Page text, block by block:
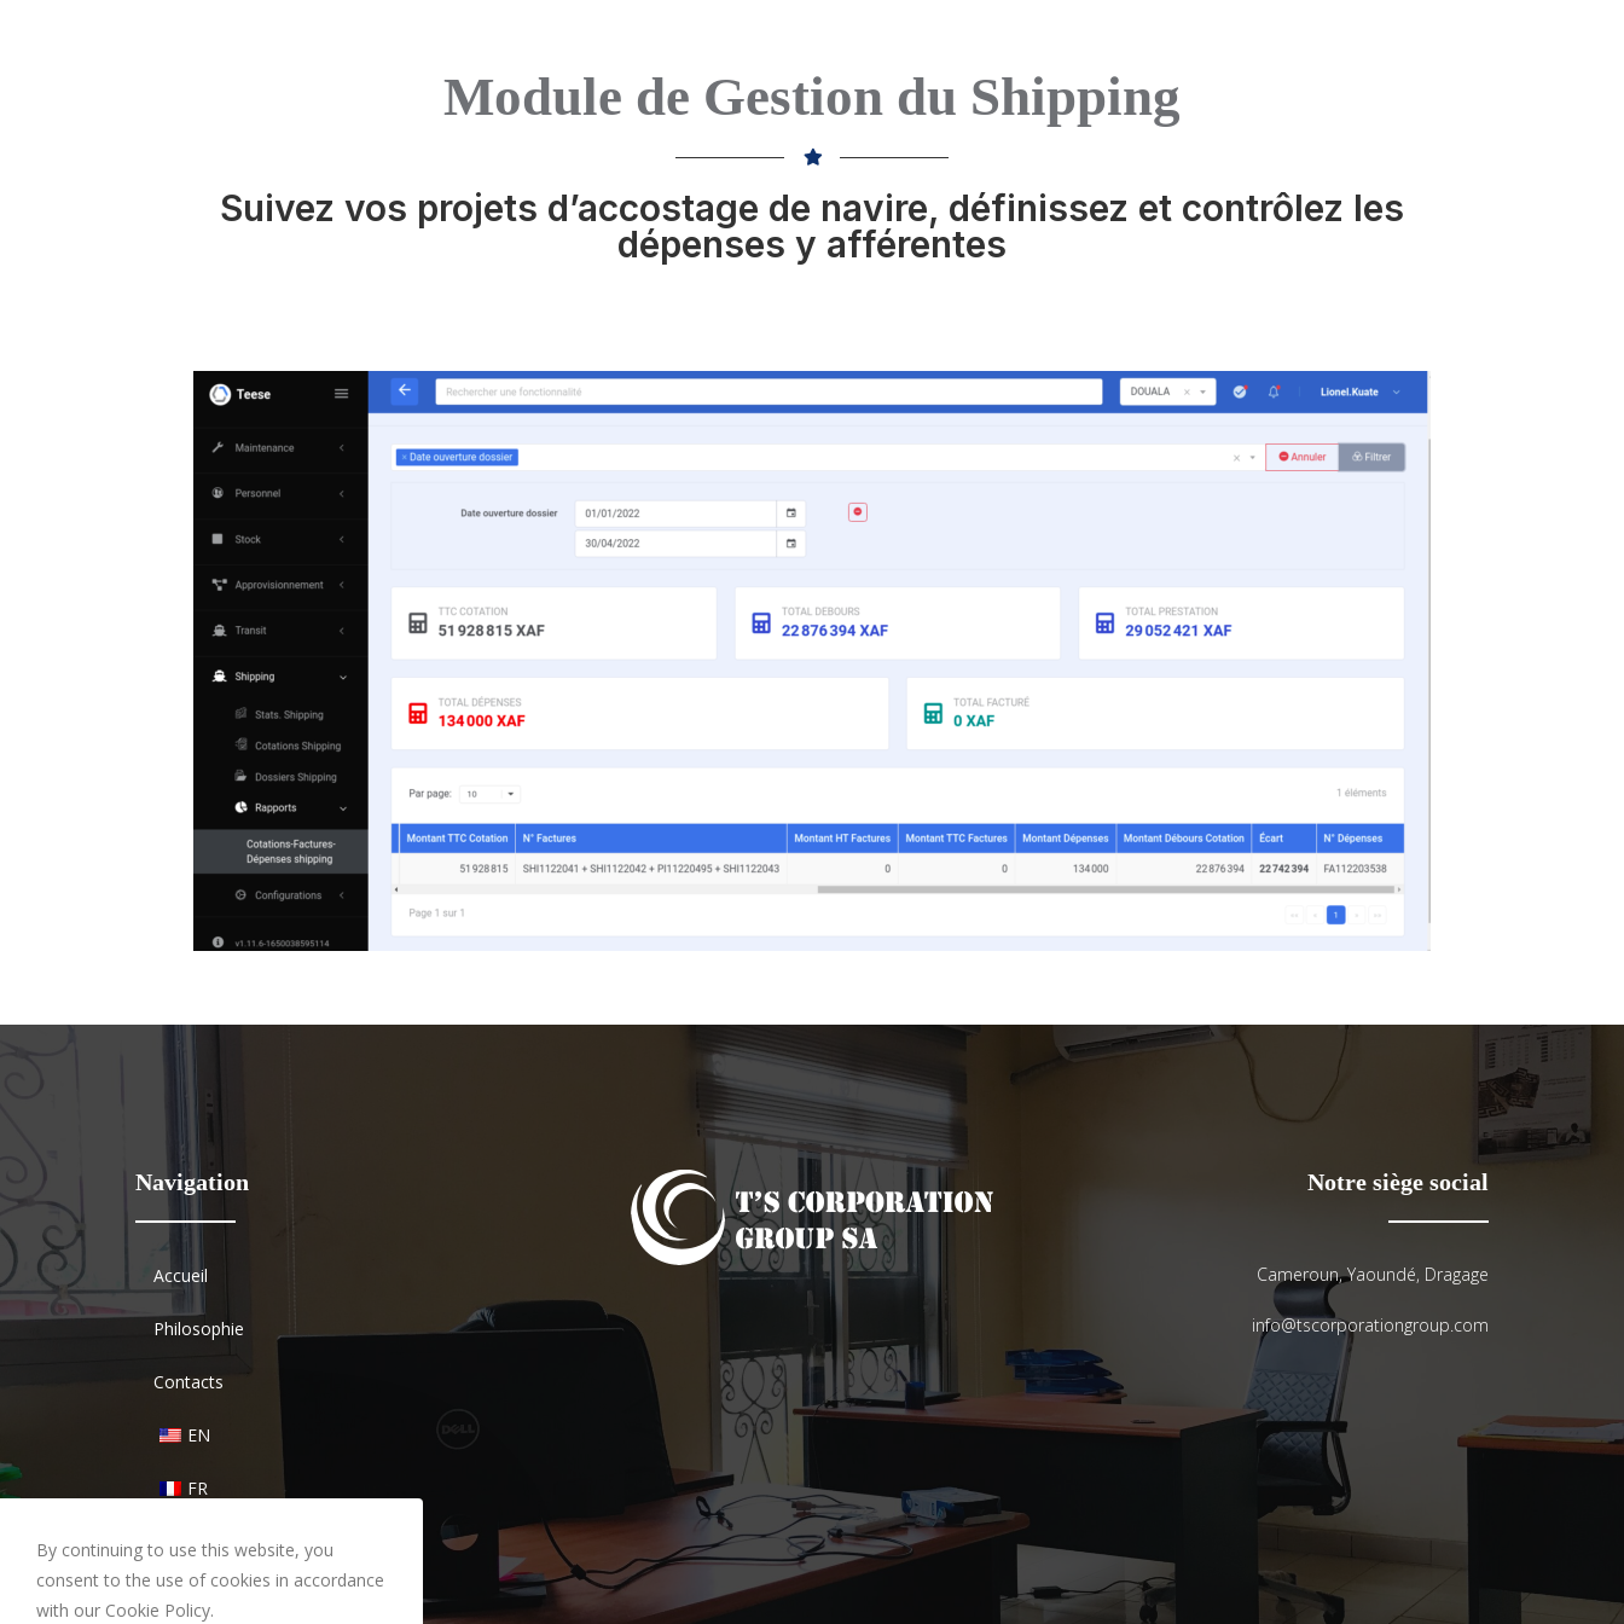
Module de Gestion du Shipping
Suivez vos projets d’accostage de navire, définissez et contrôlez les
dépenses y afférentes
Navigation
Accueil
Philosophie
Contacts
EN
FR
Notre siège social
Cameroun, Yaoundé, Dragage
info@tscorporationgroup.com
By continuing to use this website, you
consent to the use of cookies in accordance
with our Cookie Policy.